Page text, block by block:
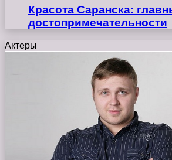
Красота Саранска:
достопримечательности
Актеры